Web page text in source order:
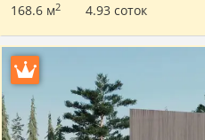
168.6 м2 4.93 соток